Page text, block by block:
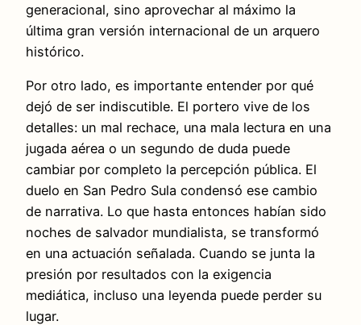
generacional, sino aprovechar al máximo la
última gran versión internacional de un arquero
histórico.
Por otro lado, es importante entender por qué
dejó de ser indiscutible. El portero vive de los
detalles: un mal rechace, una mala lectura en una
jugada aérea o un segundo de duda puede
cambiar por completo la percepción pública. El
duelo en San Pedro Sula condensó ese cambio
de narrativa. Lo que hasta entonces habían sido
noches de salvador mundialista, se transformó
en una actuación señalada. Cuando se junta la
presión por resultados con la exigencia
mediática, incluso una leyenda puede perder su
lugar.